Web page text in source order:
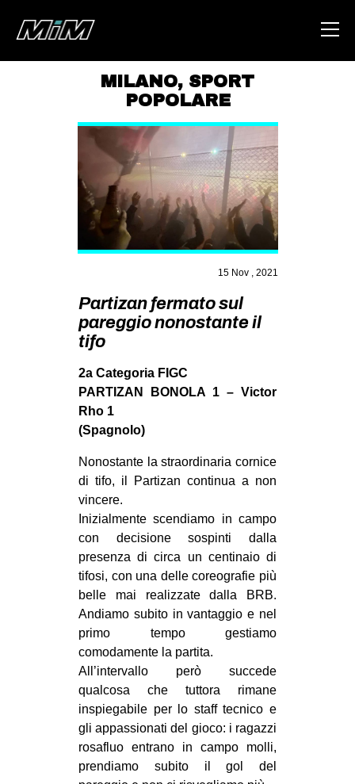
HOME
ABOUT
AREA
DEGENERAZIONE
GAZA FREESTYLE
CSOA LAMBRETTA
STUDENTI TSUNAMI
ZAM
MOBILITAZIONI
MOVIMENTI
ANTIFASCISMO
DIRITTO ALL’ABITARE
MIGRAZIONI
PRECARIATO
REPRESSIONE
STUDENTI
CULTURE
ARTE
CINEMA
MILANO, SPORT
POPOLARE
15 Nov , 2021
Partizan fermato sul
pareggio nonostante il
tifo
2a Categoria FIGC
PARTIZAN BONOLA 1 – Victor
Rho 1
(Spagnolo)
Nonostante la straordinaria cornice
di tifo, il Partizan continua a non
vincere.
Inizialmente scendiamo in campo
con decisione sospinti dalla
presenza di circa un centinaio di
tifosi, con una delle coreografie più
belle mai realizzate dalla BRB.
Andiamo subito in vantaggio e nel
primo tempo gestiamo
comodamente la partita.
All’intervallo però succede
qualcosa che tuttora rimane
inspiegabile per lo staff tecnico e
gli appassionati del gioco: i ragazzi
rosafluo entrano in campo molli,
prendiamo subito il gol del